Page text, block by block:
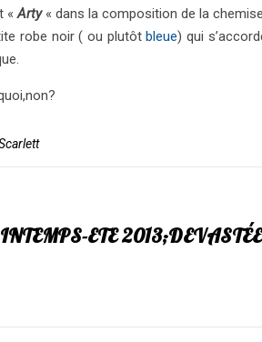
«Arty« dans la composition de la
robe noir ( ou plutôtbleue) qui
ETE 2013;DEVASTÉE